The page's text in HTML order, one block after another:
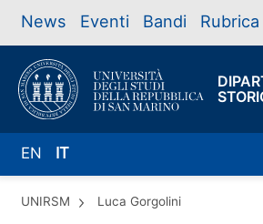
News Eventi Bandi Rubrica
EN IT
UNIRSM Luca Gorgolini